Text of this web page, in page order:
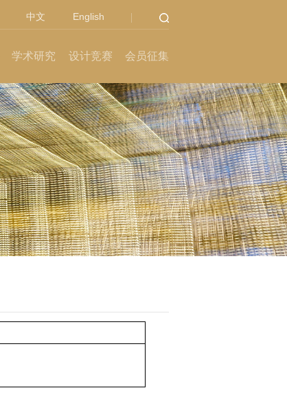
中文 English
学术研究 设计竞赛 会员征集